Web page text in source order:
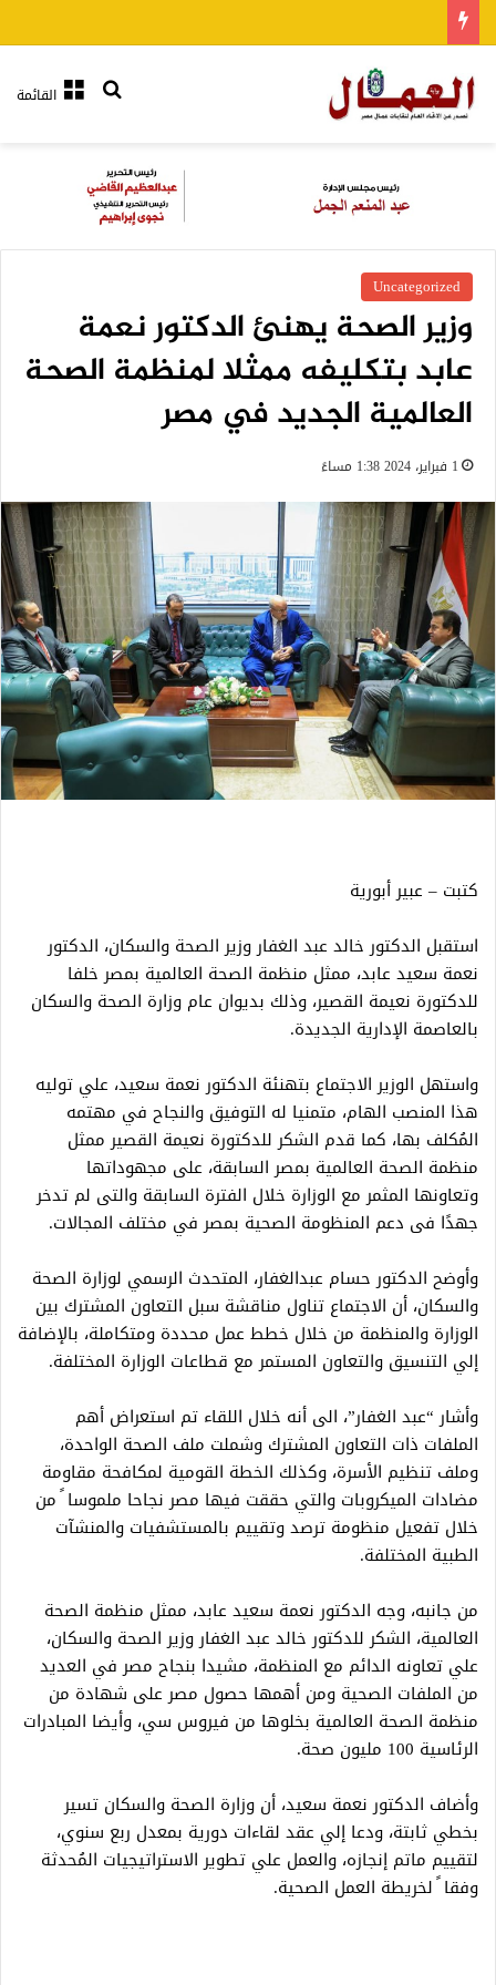
القائمةبحث عن
Uncategorized
وزير الصحة يهنئ الدكتور نعمة
عابد بتكليفه ممثلا لمنظمة الصحة
العالمية الجديد في مصر
1 فبراير، 2024 1:38 مساءً
كتبت – عبير أبورية
استقبل الدكتور خالد عبد الغفار وزير الصحة والسكان، الدكتور
نعمة سعيد عابد، ممثل منظمة الصحة العالمية بمصر خلفا
للدكتورة نعيمة القصير، وذلك بديوان عام وزارة الصحة والسكان
بالعاصمة الإدارية الجديدة.
واستهل الوزير الاجتماع بتهنئة الدكتور نعمة سعيد، علي توليه
هذا المنصب الهام، متمنيا له التوفيق والنجاح في مهتمه
المُكلف بها، كما قدم الشكر للدكتورة نعيمة القصير ممثل
منظمة الصحة العالمية بمصر السابقة، على مجهوداتها
وتعاونها المثمر مع الوزارة خلال الفترة السابقة والتى لم تدخر
جهدًا فى دعم المنظومة الصحية بمصر في مختلف المجالات.
وأوضح الدكتور حسام عبدالغفار، المتحدث الرسمي لوزارة الصحة
والسكان، أن الاجتماع تناول مناقشة سبل التعاون المشترك بين
الوزارة والمنظمة من خلال خطط عمل محددة ومتكاملة، بالإضافة
إلي التنسيق والتعاون المستمر مع قطاعات الوزارة المختلفة.
وأشار “عبد الغفار”، الى أنه خلال اللقاء تم استعراض أهم
الملفات ذات التعاون المشترك وشملت ملف الصحة الواحدة،
وملف تنظيم الأسرة، وكذلك الخطة القومية لمكافحة مقاومة
مضادات الميكروبات والتي حققت فيها مصر نجاحا ملموسا ً من
خلال تفعيل منظومة ترصد وتقييم بالمستشفيات والمنشآت
الطبية المختلفة.
من جانبه، وجه الدكتور نعمة سعيد عابد، ممثل منظمة الصحة
العالمية، الشكر للدكتور خالد عبد الغفار وزير الصحة والسكان،
علي تعاونه الدائم مع المنظمة، مشيدا بنجاح مصر في العديد
من الملفات الصحية ومن أهمها حصول مصر على شهادة من
منظمة الصحة العالمية بخلوها من فيروس سي، وأيضا المبادرات
الرئاسية 100 مليون صحة.
وأضاف الدكتور نعمة سعيد، أن وزارة الصحة والسكان تسير
بخطي ثابتة، ودعا إلي عقد لقاءات دورية بمعدل ربع سنوي،
لتقييم ماتم إنجازه، والعمل علي تطوير الاستراتيجيات المُحدثة
وفقا ً لخريطة العمل الصحية.